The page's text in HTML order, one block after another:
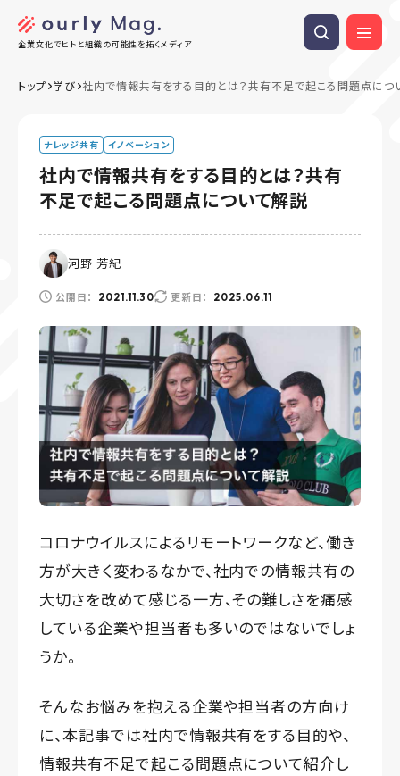
企業文化でヒトと組織の可能性を拓くメディア
トップ 学び 社内で情報共有をする目的とは？共有不足で起こる問題点につ
ナレッジ共有 イノベーション
社内で情報共有をする目的とは？共有
不足で起こる問題点について解説
河野 芳紀
公開日： 2021.11.30 更新日： 2025.06.11
コロナウイルスによるリモートワークなど、働き
方が大きく変わるなかで、社内での情報共有の
大切さを改めて感じる一方、その難しさを痛感
している企業や担当者も多いのではないでしょ
うか。
そんなお悩みを抱える企業や担当者の方向け
に、本記事では社内で情報共有をする目的や、
情報共有不足で起こる問題点について紹介し